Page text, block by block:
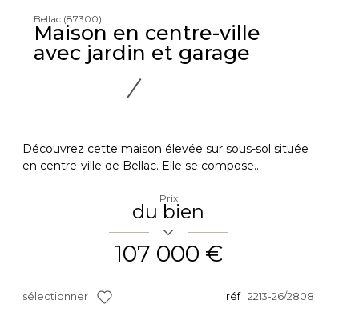
Bellac (87300)
Maison en centre-ville
avec jardin et garage
Découvrez cette maison élevée sur sous-sol située
en centre-ville de Bellac. Elle se compose...
Prix
du bien
107 000 €
sélectionner réf : 2213-26/2808